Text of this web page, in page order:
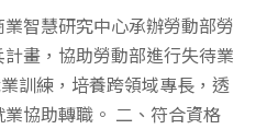
智慧研究中心承辦勞動部勞
畫，協助勞動部進行失待業
訓練，培養跨領域專長，透
協助轉職。 二、符合資格